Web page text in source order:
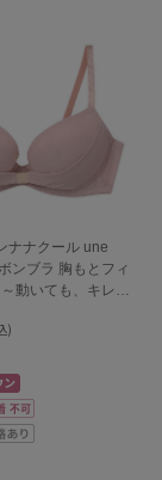
ナナクール une
ンブラ 胸もとフィ
動いても、キレイ
ー
)